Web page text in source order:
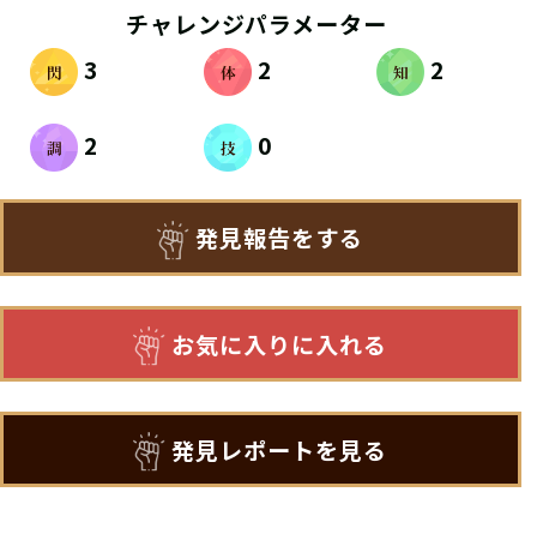
チャレンジパラメーター
3
2 2
2 0
発見報告をする
お気に入りに入れる
発見レポートを見る